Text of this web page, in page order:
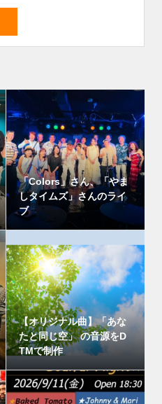
「Colors」さん、「やま
しタイムズ」さんのライ
ブ
【オリジナル曲】「あな
たと同じ空」 の音源をD
TMで制作